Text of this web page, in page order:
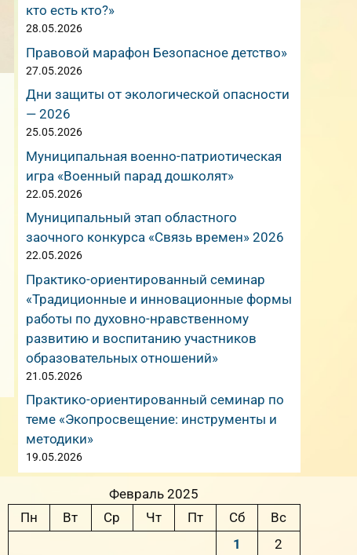
кто есть кто?»
28.05.2026
Правовой марафон Безопасное детство»
27.05.2026
Дни защиты от экологической опасности
— 2026
25.05.2026
Муниципальная военно-патриотическая
игра «Военный парад дошколят»
22.05.2026
Муниципальный этап областного
заочного конкурса «Связь времен» 2026
22.05.2026
Практико-ориентированный семинар
«Традиционные и инновационные формы
работы по духовно-нравственному
развитию и воспитанию участников
образовательных отношений»
21.05.2026
Практико-ориентированный семинар по
теме «Экопросвещение: инструменты и
методики»
19.05.2026
Февраль 2025
Пн
Вт Ср Чт Пт Сб
Вс
1
2